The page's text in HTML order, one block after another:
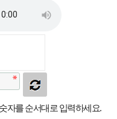
자를 순서대로 입력하세요.